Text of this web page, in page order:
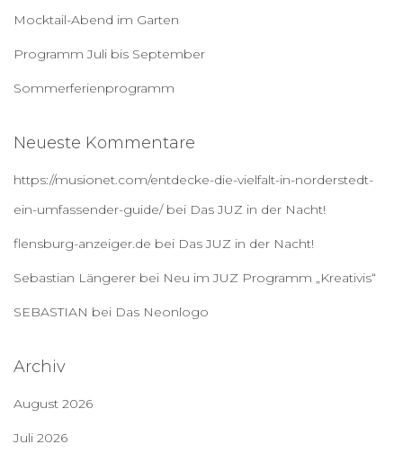
Mocktail-Abend im Garten
Programm Juli bis September
Sommerferienprogramm
Neueste Kommentare
https://musionet.com/entdecke-die-vielfalt-in-norderstedt-
ein-umfassender-guide/bei Das JUZ in der Nacht!
flensburg-anzeiger.de bei Das JUZ in der Nacht!
Sebastian Längerer bei Neu im JUZ Programm „Kreativis“
SEBASTIAN bei Das Neonlogo
Archiv
August 2026
Juli 2026